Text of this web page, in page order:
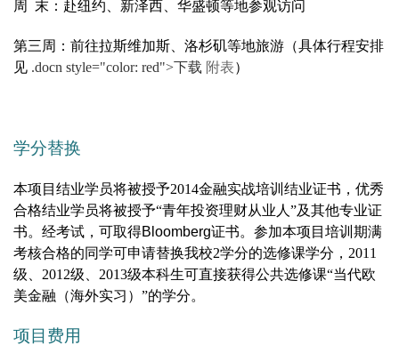
周 末：赴纽约、新泽西、华盛顿等地参观访问
第三周：前往拉斯维加斯、洛杉矶等地旅游（具体行程安排
见 .docn style="color: red">下载 附表）
学分替换
本项目结业学员将被授予2014金融实战培训结业证书，优秀
合格结业学员将被授予“青年投资理财从业人”及其他专业证
书。经考试，可取得Bloomberg证书。参加本项目培训期满
考核合格的同学可申请替换我校2学分的选修课学分，2011
级、2012级、2013级本科生可直接获得公共选修课“当代欧
美金融（海外实习）”的学分。
项目费用